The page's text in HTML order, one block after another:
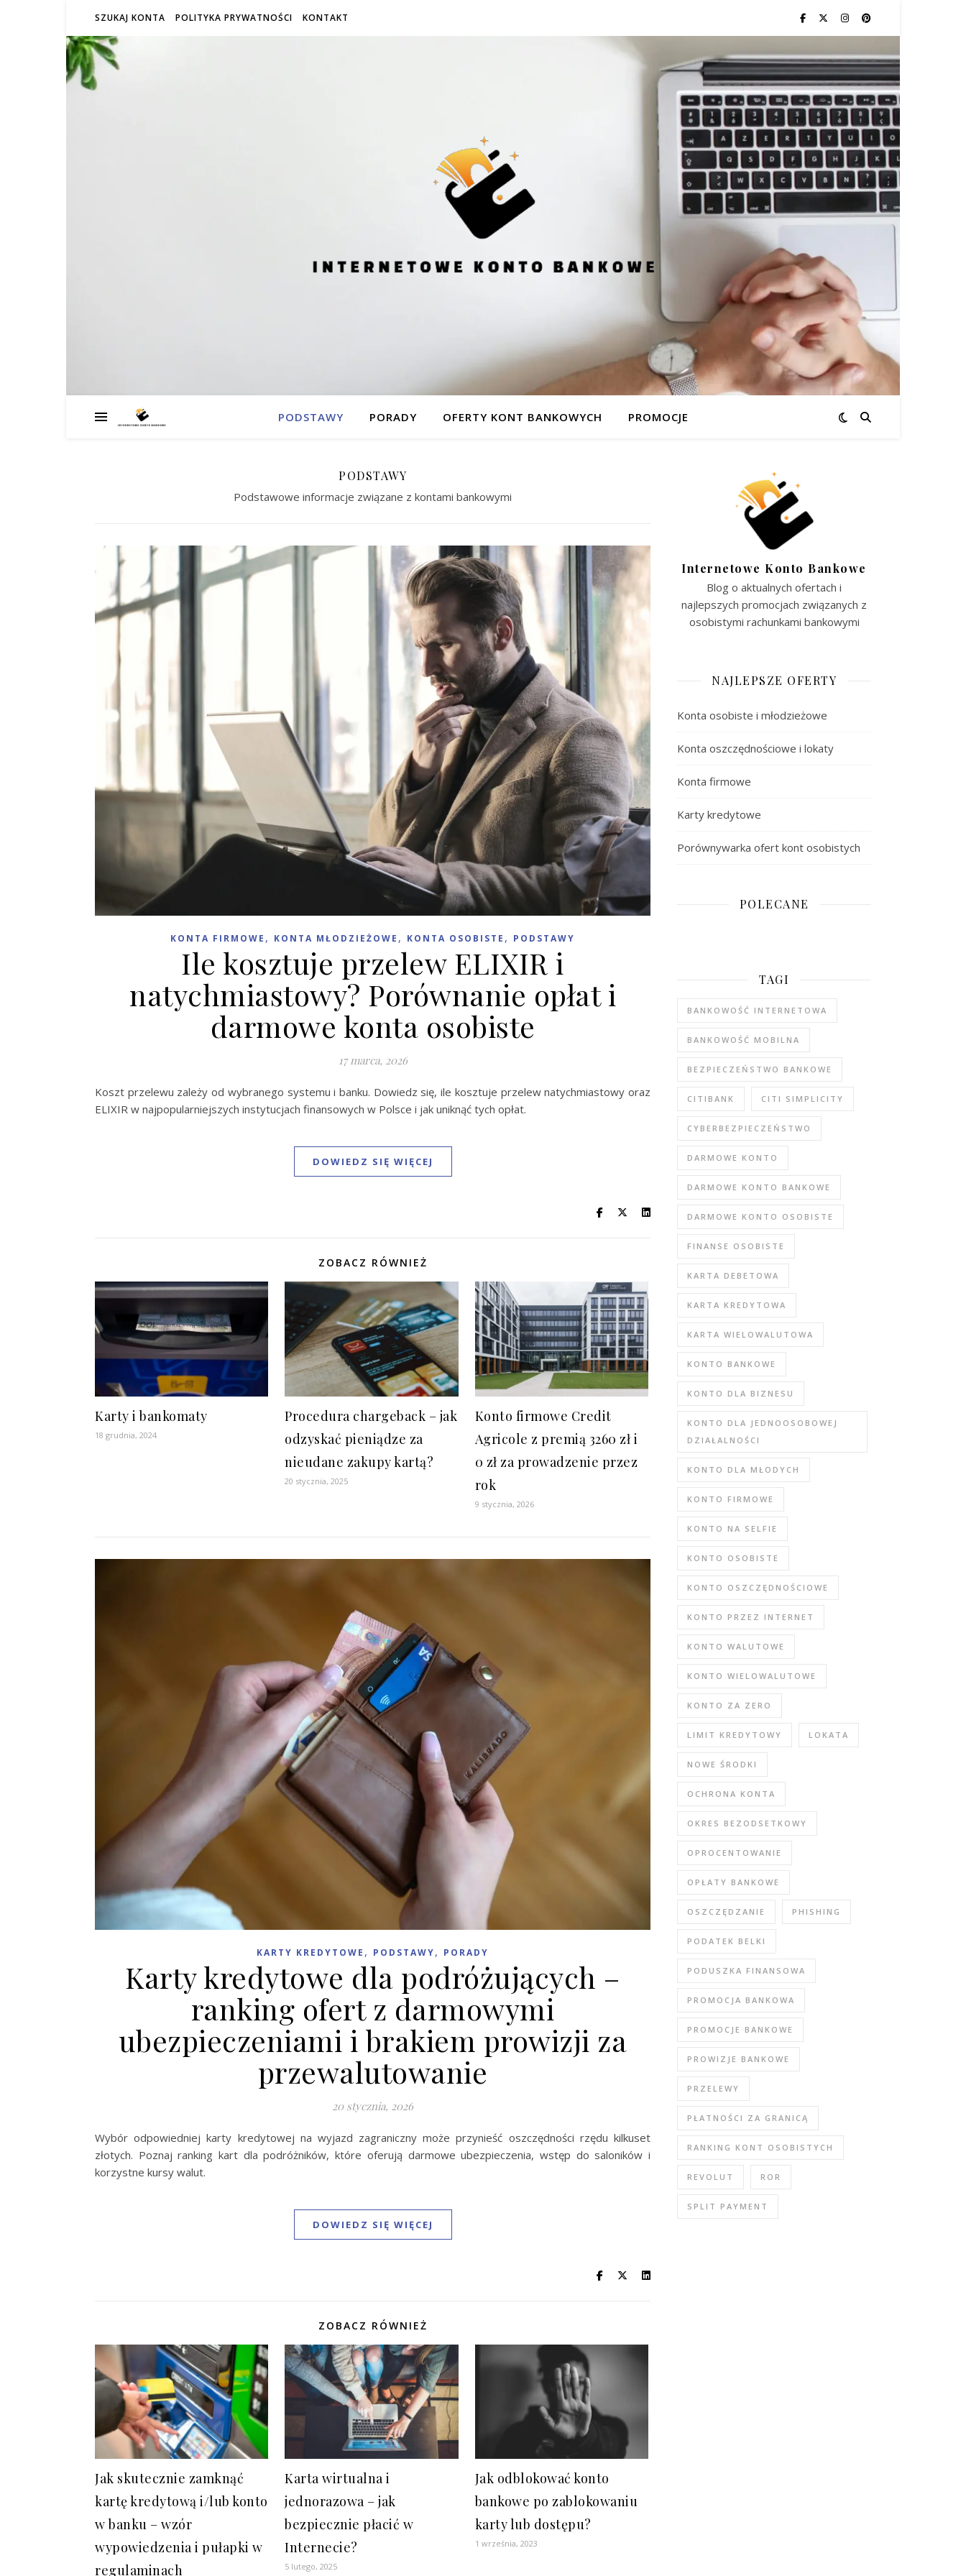
SZUKAJ KONTA POLITYKA PRYWATNOŚCI KONTAKT
PODSTAWY PORADY OFERTY KONT BANKOWYCH PROMOCJE
PODSTAWY
Podstawowe informacje związane z kontami bankowymi
KONTA FIRMOWE , KONTA MŁODZIEŻOWE , KONTA OSOBISTE , PODSTAWY
Ile kosztuje przelew ELIXIR i
natychmiastowy? Porównanie opłat i
darmowe konta osobiste
17 marca, 2026
Koszt przelewu zależy od wybranego systemu i banku. Dowiedz się, ile kosztuje przelew natychmiastowy oraz
ELIXIR w najpopularniejszych instytucjach finansowych w Polsce i jak uniknąć tych opłat.
DOWIEDZ SIĘ WIĘCEJ
ZOBACZ RÓWNIEŻ
Karty i bankomaty
18 grudnia, 2024
Procedura chargeback – jak
odzyskać pieniądze za
nieudane zakupy kartą?
20 stycznia, 2025
Konto firmowe Credit
Agricole z premią 3260 zł i
0 zł za prowadzenie przez
rok
9 stycznia, 2026
KARTY KREDYTOWE , PODSTAWY, PORADY
Karty kredytowe dla podróżujących –
ranking ofert z darmowymi
ubezpieczeniami i brakiem prowizji za
przewalutowanie
20 stycznia, 2026
Wybór odpowiedniej karty kredytowej na wyjazd zagraniczny może przynieść oszczędności rzędu kilkuset
złotych. Poznaj ranking kart dla podróżników, które oferują darmowe ubezpieczenia, wstęp do saloników i
korzystne kursy walut.
DOWIEDZ SIĘ WIĘCEJ
ZOBACZ RÓWNIEŻ
Jak skutecznie zamknąć
kartę kredytową i/lub konto
w banku – wzór
wypowiedzenia i pułapki w
regulaminach
Karta wirtualna i
jednorazowa – jak
bezpiecznie płacić w
Internecie?
5 lutego, 2025
Jak odblokować konto
bankowe po zablokowaniu
karty lub dostępu?
1 września, 2023
Internetowe Konto Bankowe
Blog o aktualnych ofertach i
najlepszych promocjach związanych z
osobistymi rachunkami bankowymi
NAJLEPSZE OFERTY
Konta osobiste i młodzieżowe
Konta oszczędnościowe i lokaty
Konta firmowe
Karty kredytowe
Porównywarka ofert kont osobistych
POLECANE
TAGI
BANKOWOŚĆ INTERNETOWA
BANKOWOŚĆ MOBILNA
BEZPIECZEŃSTWO BANKOWE
CITIBANK CITI SIMPLICITY
CYBERBEZPIECZEŃSTWO
DARMOWE KONTO
DARMOWE KONTO BANKOWE
DARMOWE KONTO OSOBISTE
FINANSE OSOBISTE
KARTA DEBETOWA
KARTA KREDYTOWA
KARTA WIELOWALUTOWA
KONTO BANKOWE
KONTO DLA BIZNESU
KONTO DLA JEDNOOSOBOWEJ
DZIAŁALNOŚCI
KONTO DLA MŁODYCH
KONTO FIRMOWE
KONTO NA SELFIE
KONTO OSOBISTE
KONTO OSZCZĘDNOŚCIOWE
KONTO PRZEZ INTERNET
KONTO WALUTOWE
KONTO WIELOWALUTOWE
KONTO ZA ZERO
LIMIT KREDYTOWY LOKATA
NOWE ŚRODKI
OCHRONA KONTA
OKRES BEZODSETKOWY
OPROCENTOWANIE
OPŁATY BANKOWE
OSZCZĘDZANIE PHISHING
PODATEK BELKI
PODUSZKA FINANSOWA
PROMOCJA BANKOWA
PROMOCJE BANKOWE
PROWIZJE BANKOWE
PRZELEWY
PŁATNOŚCI ZA GRANICĄ
RANKING KONT OSOBISTYCH
REVOLUT ROR
SPLIT PAYMENT